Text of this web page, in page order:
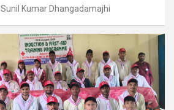
Sunil Kumar Dhangadamajhi